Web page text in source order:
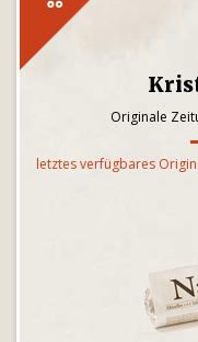
Originale
letztes verfügbares